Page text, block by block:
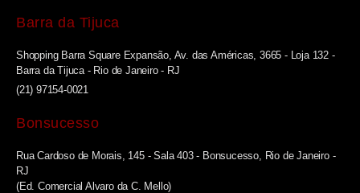
Barra da Tijuca
Shopping Barra Square Expansão, Av. das Américas, 3665 - Loja 132 -
Barra da Tijuca - Rio de Janeiro - RJ
(21) 97154-0021
Bonsucesso
Rua Cardoso de Morais, 145 - Sala 403 - Bonsucesso, Rio de Janeiro -
RJ
(Ed. Comercial Alvaro da C. Mello)